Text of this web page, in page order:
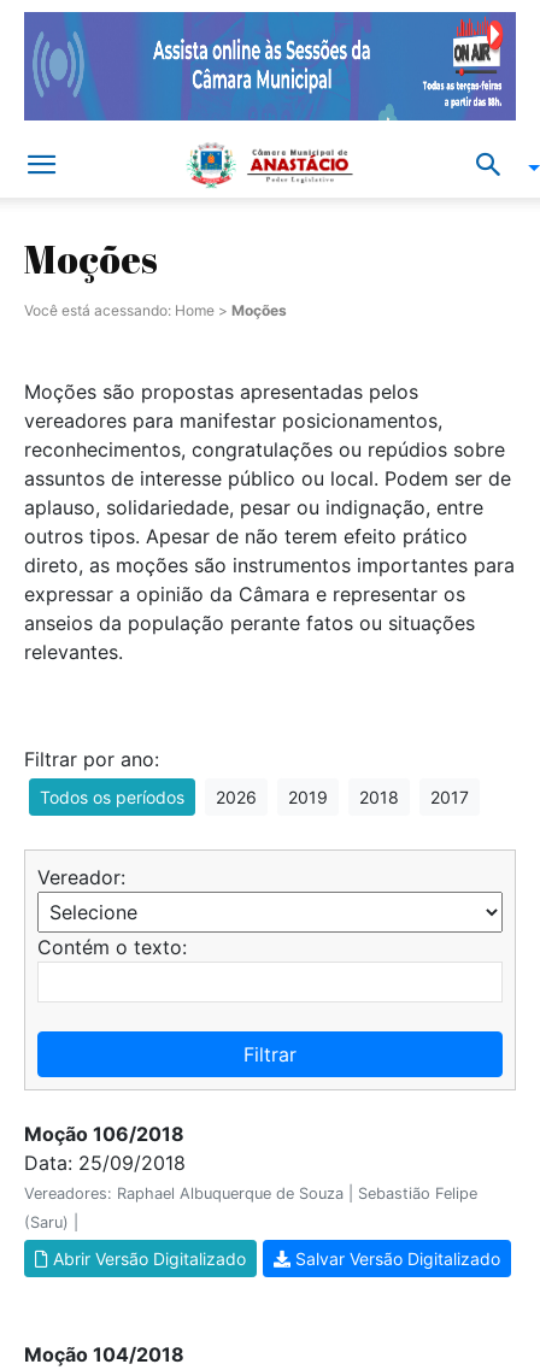
Moções
Você está acessando: Home > Moções
Moções são propostas apresentadas pelos
vereadores para manifestar posicionamentos,
reconhecimentos, congratulações ou repúdios sobre
assuntos de interesse público ou local. Podem ser de
aplauso, solidariedade, pesar ou indignação, entre
outros tipos. Apesar de não terem efeito prático
direto, as moções são instrumentos importantes para
expressar a opinião da Câmara e representar os
anseios da população perante fatos ou situações
relevantes.
Filtrar por ano:
Todos os períodos 2026 2019 2018 2017
Vereador:
Contém o texto:
Filtrar
Moção 106/2018
Data: 25/09/2018
Vereadores: Raphael Albuquerque de Souza | Sebastião Felipe
(Saru) |
Abrir Versão Digitalizado Salvar Versão Digitalizado
Moção 104/2018